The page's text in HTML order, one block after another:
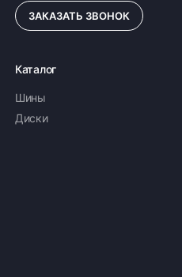
ЗАКАЗАТЬ ЗВОНОК
Каталог
Шины
Диски